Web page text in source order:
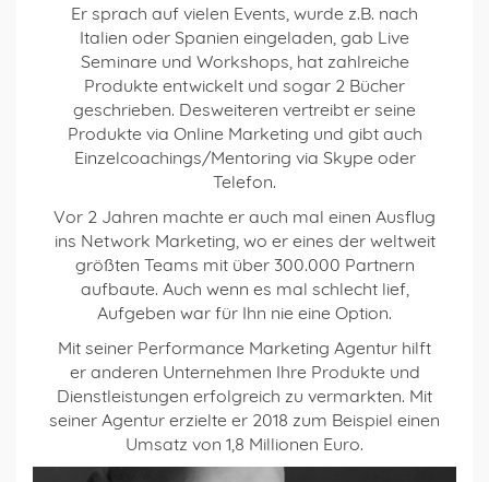
Er sprach auf vielen Events, wurde z.B. nach
Italien oder Spanien eingeladen, gab Live
Seminare und Workshops, hat zahlreiche
Produkte entwickelt und sogar 2 Bücher
geschrieben. Desweiteren vertreibt er seine
Produkte via Online Marketing und gibt auch
Einzelcoachings/Mentoring via Skype oder
Telefon.
Vor 2 Jahren machte er auch mal einen Ausflug
ins Network Marketing, wo er eines der weltweit
größten Teams mit über 300.000 Partnern
aufbaute. Auch wenn es mal schlecht lief,
Aufgeben war für Ihn nie eine Option.
Mit seiner Performance Marketing Agentur hilft
er anderen Unternehmen Ihre Produkte und
Dienstleistungen erfolgreich zu vermarkten. Mit
seiner Agentur erzielte er 2018 zum Beispiel einen
Umsatz von 1,8 Millionen Euro.